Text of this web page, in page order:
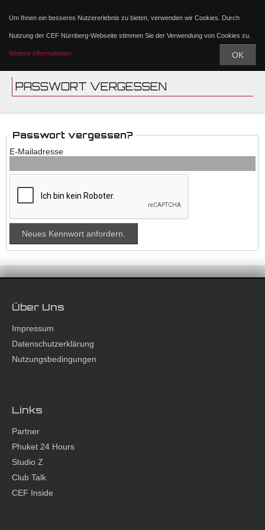
Um Ihnen ein besseres Nutzererlebnis zu bieten, verwenden wir Cookies. Durch
Nutzung der CEF Nürnberg-Webseite stimmen Sie der Verwendung von Cookies zu.
Weitere Informationen OK
PASSWORT VERGESSEN
Passwort vergessen?
E-Mailadresse
Über Uns
Impressum
Datenschutzerklärung
Nutzungsbedingungen
Links
Partner
Phuket 24 Hours
Studio Z
Club Talk
CEF Inside